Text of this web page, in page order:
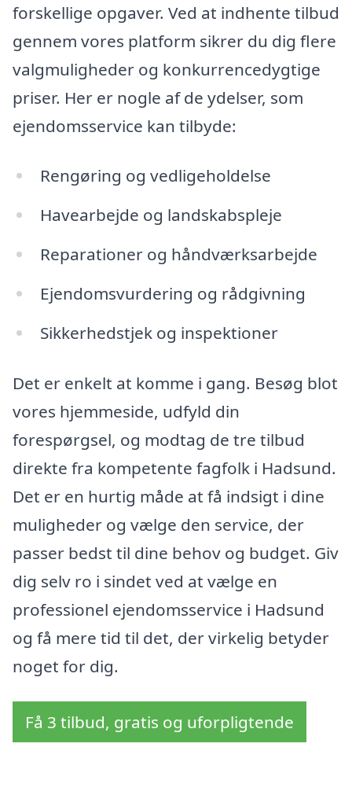
forskellige opgaver. Ved at indhente tilbud
gennem vores platform sikrer du dig flere
valgmuligheder og konkurrencedygtige
priser. Her er nogle af de ydelser, som
ejendomsservice kan tilbyde:
Rengøring og vedligeholdelse
Havearbejde og landskabspleje
Reparationer og håndværksarbejde
Ejendomsvurdering og rådgivning
Sikkerhedstjek og inspektioner
Det er enkelt at komme i gang. Besøg blot
vores hjemmeside, udfyld din
forespørgsel, og modtag de tre tilbud
direkte fra kompetente fagfolk i Hadsund.
Det er en hurtig måde at få indsigt i dine
muligheder og vælge den service, der
passer bedst til dine behov og budget. Giv
dig selv ro i sindet ved at vælge en
professionel ejendomsservice i Hadsund
og få mere tid til det, der virkelig betyder
noget for dig.
Få 3 tilbud, gratis og uforpligtende